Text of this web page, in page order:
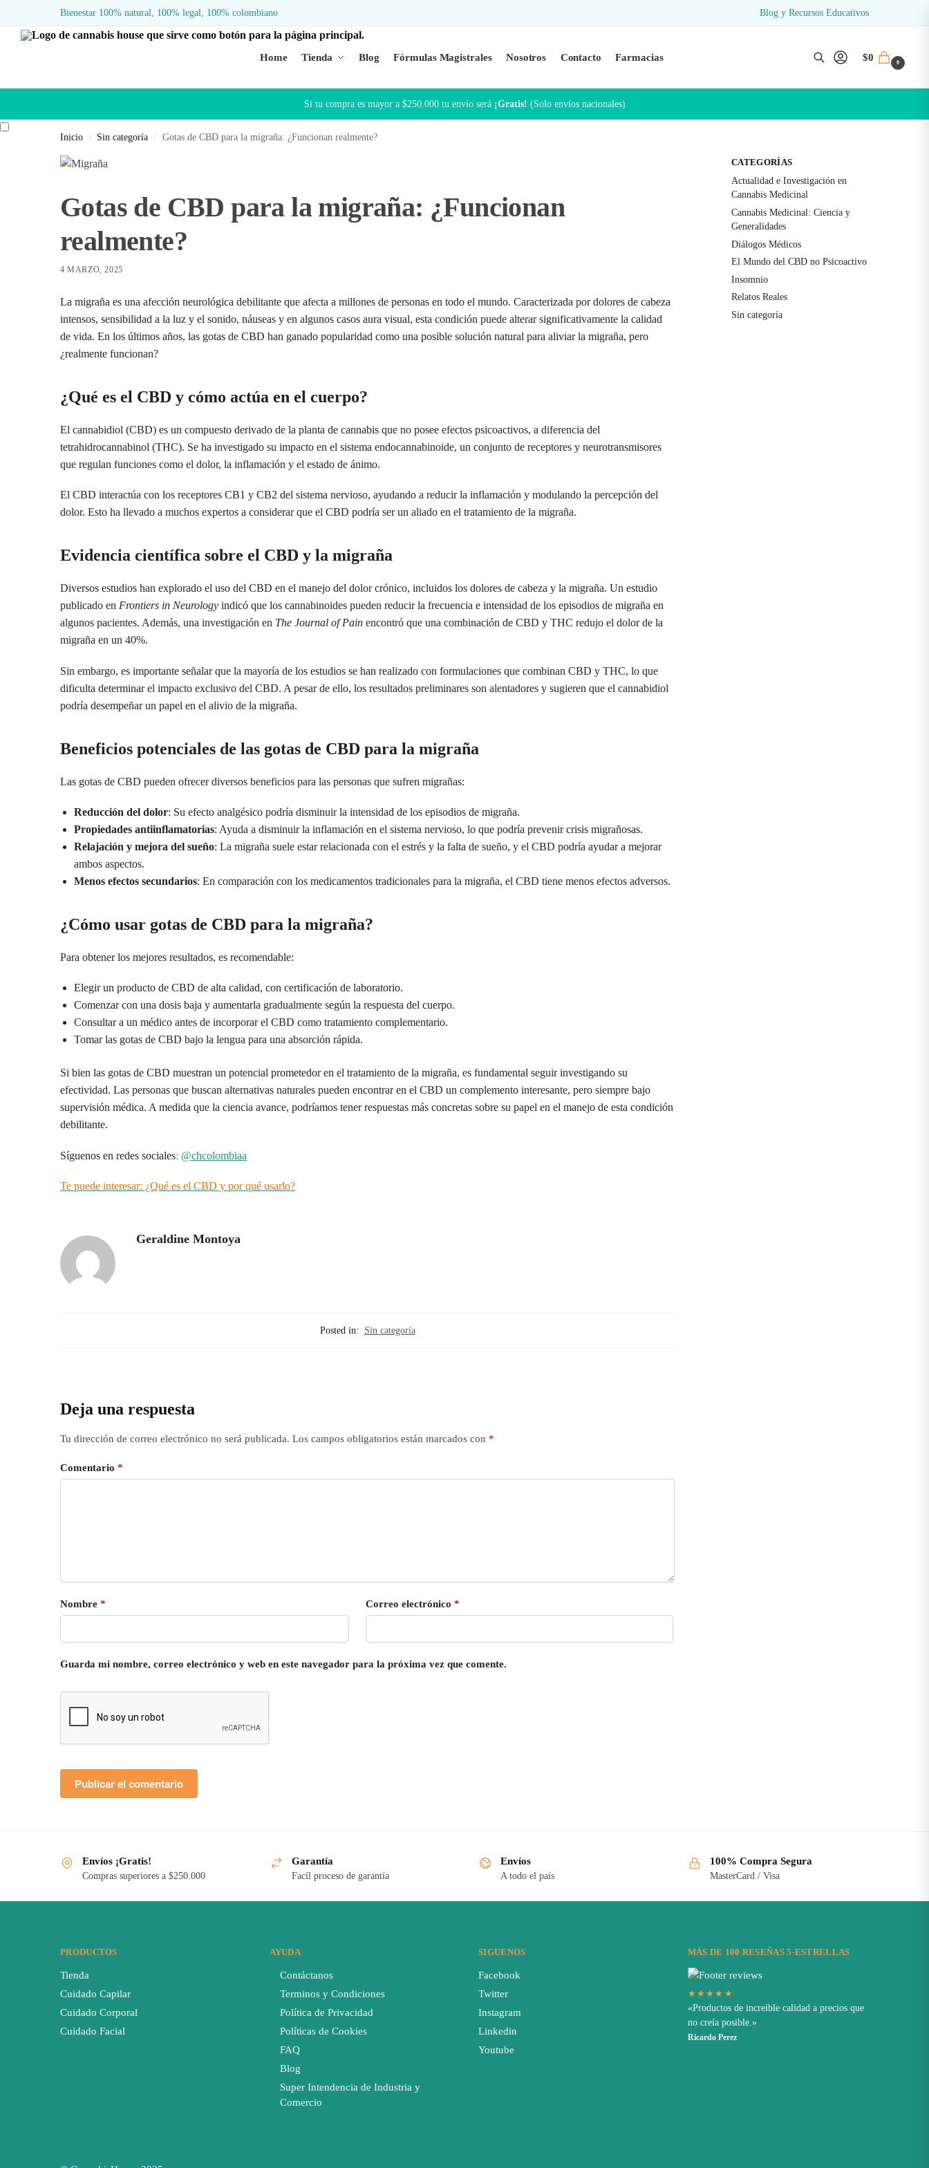
Bienestar 100% natural, 100% legal, 100% colombiano Blog y Recursos Educativos
Home Tienda Blog Fórmulas Magistrales Nosotros Contacto Farmacias
Buscar
$0 0
Si tu compra es mayor a $250.000 tu envío será ¡Gratis! (Solo envíos nacionales)
Inicio / Sin categoría / Gotas de CBD para la migraña: ¿Funcionan realmente?
Gotas de CBD para la migraña: ¿Funcionan
realmente?
4 MARZO, 2025
La migraña es una afección neurológica debilitante que afecta a millones de personas en todo el mundo. Caracterizada por dolores de cabeza
intensos, sensibilidad a la luz y el sonido, náuseas y en algunos casos aura visual, esta condición puede alterar significativamente la calidad
de vida. En los últimos años, las gotas de CBD han ganado popularidad como una posible solución natural para aliviar la migraña, pero
¿realmente funcionan?
¿Qué es el CBD y cómo actúa en el cuerpo?
El cannabidiol (CBD) es un compuesto derivado de la planta de cannabis que no posee efectos psicoactivos, a diferencia del
tetrahidrocannabinol (THC). Se ha investigado su impacto en el sistema endocannabinoide, un conjunto de receptores y neurotransmisores
que regulan funciones como el dolor, la inflamación y el estado de ánimo.
El CBD interactúa con los receptores CB1 y CB2 del sistema nervioso, ayudando a reducir la inflamación y modulando la percepción del
dolor. Esto ha llevado a muchos expertos a considerar que el CBD podría ser un aliado en el tratamiento de la migraña.
Evidencia científica sobre el CBD y la migraña
Diversos estudios han explorado el uso del CBD en el manejo del dolor crónico, incluidos los dolores de cabeza y la migraña. Un estudio
publicado en Frontiers in Neurology indicó que los cannabinoides pueden reducir la frecuencia e intensidad de los episodios de migraña en
algunos pacientes. Además, una investigación en The Journal of Pain encontró que una combinación de CBD y THC redujo el dolor de la
migraña en un 40%.
Sin embargo, es importante señalar que la mayoría de los estudios se han realizado con formulaciones que combinan CBD y THC, lo que
dificulta determinar el impacto exclusivo del CBD. A pesar de ello, los resultados preliminares son alentadores y sugieren que el cannabidiol
podría desempeñar un papel en el alivio de la migraña.
Beneficios potenciales de las gotas de CBD para la migraña
Las gotas de CBD pueden ofrecer diversos beneficios para las personas que sufren migrañas:
Reducción del dolor: Su efecto analgésico podría disminuir la intensidad de los episodios de migraña.
Propiedades antiinflamatorias: Ayuda a disminuir la inflamación en el sistema nervioso, lo que podría prevenir crisis migrañosas.
Relajación y mejora del sueño: La migraña suele estar relacionada con el estrés y la falta de sueño, y el CBD podría ayudar a mejorar
ambos aspectos.
Menos efectos secundarios: En comparación con los medicamentos tradicionales para la migraña, el CBD tiene menos efectos adversos.
¿Cómo usar gotas de CBD para la migraña?
Para obtener los mejores resultados, es recomendable:
Elegir un producto de CBD de alta calidad, con certificación de laboratorio.
Comenzar con una dosis baja y aumentarla gradualmente según la respuesta del cuerpo.
Consultar a un médico antes de incorporar el CBD como tratamiento complementario.
Tomar las gotas de CBD bajo la lengua para una absorción rápida.
Si bien las gotas de CBD muestran un potencial prometedor en el tratamiento de la migraña, es fundamental seguir investigando su
efectividad. Las personas que buscan alternativas naturales pueden encontrar en el CBD un complemento interesante, pero siempre bajo
supervisión médica. A medida que la ciencia avance, podríamos tener respuestas más concretas sobre su papel en el manejo de esta condición
debilitante.
Síguenos en redes sociales: @chcolombiaa
Te puede interesar: ¿Qué es el CBD y por qué usarlo?
Geraldine Montoya
Posted in: Sin categoría
Deja una respuesta
Tu dirección de correo electrónico no será publicada. Los campos obligatorios están marcados con *
Comentario *
Nombre * Correo electrónico *
Guarda mi nombre, correo electrónico y web en este navegador para la próxima vez que comente.
CATEGORÍAS
Actualidad e Investigación en
Cannabis Medicinal
Cannabis Medicinal: Ciencia y
Generalidades
Diálogos Médicos
El Mundo del CBD no Psicoactivo
Insomnio
Relatos Reales
Sin categoría
Envíos ¡Gratis!
Compras superiores a $250.000
Garantía
Facíl proceso de garantía
Envíos
A todo el país
100% Compra Segura
MasterCard / Visa
PRODUCTOS
Tienda
Cuidado Capilar
Cuidado Corporal
Cuidado Facial
AYUDA
Contáctanos
Terminos y Condiciones
Política de Privacidad
Políticas de Cookies
FAQ
Blog
Super Intendencia de Industria y
Comercio
SIGUENOS
Facebook
Twitter
Instagram
Linkedin
Youtube
MÁS DE 100 RESEÑAS 5-ESTRELLAS
★★★★★
«Productos de increíble calidad a precios que
no creía posible.»
Ricardo Perez